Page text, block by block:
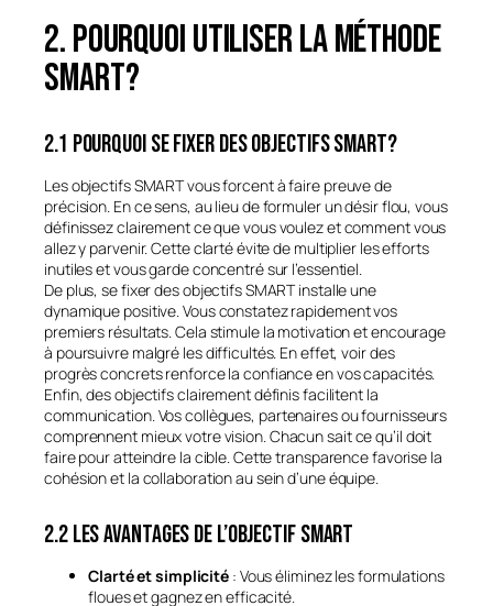
2. Pourquoi utiliser la méthode
SMART?
2.1 Pourquoi se fixer des objectifs smart?
Les objectifs SMART vous forcent à faire preuve de
précision. En ce sens, au lieu de formuler un désir flou, vous
définissez clairement ce que vous voulez et comment vous
allez y parvenir. Cette clarté évite de multiplier les efforts
inutiles et vous garde concentré sur l’essentiel.
De plus, se fixer des objectifs SMART installe une
dynamique positive. Vous constatez rapidement vos
premiers résultats. Cela stimule la motivation et encourage
à poursuivre malgré les difficultés. En effet, voir des
progrès concrets renforce la confiance en vos capacités.
Enfin, des objectifs clairement définis facilitent la
communication. Vos collègues, partenaires ou fournisseurs
comprennent mieux votre vision. Chacun sait ce qu’il doit
faire pour atteindre la cible. Cette transparence favorise la
cohésion et la collaboration au sein d’une équipe.
2.2 Les avantages de l’objectif smart
Clarté et simplicité : Vous éliminez les formulations
floues et gagnez en efficacité.